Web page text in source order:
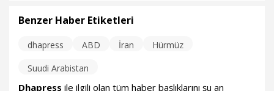
Benzer Haber Etiketleri
dhapress ABD İran
Hürmüz
Suudi Arabistan
Dhapress ile ilgili olan tüm haber başlıklarını şu an